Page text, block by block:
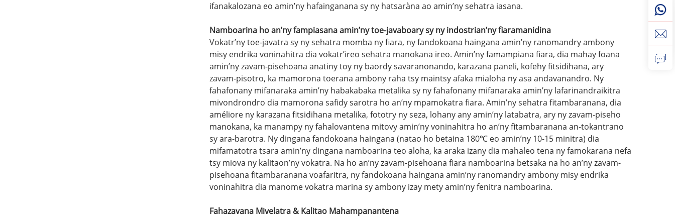
ifanakalozana eo amin’ny hafainganana sy ny hatsaràna ao amin’ny sehatra iasana.
Namboarina ho an’ny fampiasana amin’ny toe-javaboary sy ny indostrian’ny fiaramanidina
Vokatr’ny toe-javatra sy ny sehatra momba ny fiara, ny fandokoana haingana amin’ny ranomandry ambony
misy endrika voninahitra dia vokatr’ireo sehatra manokana ireo. Amin’ny famampiana fiara, dia mahay foana
amin’ny zavam-pisehoana anatiny toy ny baordy savaranonando, karazana paneli, kofehy fitsidihana, ary
zavam-pisotro, ka mamorona toerana ambony raha tsy maintsy afaka mialoha ny asa andavanandro. Ny
fahafonany mifanaraka amin’ny habakabaka metalika sy ny fahafonany mifanaraka amin’ny lafarinandraikitra
mivondrondro dia mamorona safidy sarotra ho an’ny mpamokatra fiara. Amin’ny sehatra fitambaranana, dia
améliore ny karazana fitsidihana metalika, fototry ny seza, lohany any amin’ny latabatra, ary ny zavam-piseho
manokana, ka manampy ny fahalovantena mitovy amin’ny voninahitra ho an’ny fitambaranana an-tokantrano
sy ara-barotra. Ny dingana fandokoana haingana (natao ho betaina 180℃ eo amin’ny 10-15 minitra) dia
mifamatotra tsara amin’ny dingana namboarina teo aloha, ka araka izany dia mahaleo tena ny famokarana nefa
tsy miova ny kalitaon’ny vokatra. Na ho an’ny zavam-pisehoana fiara namboarina betsaka na ho an’ny zavam-
pisehoana fitambaranana voafaritra, ny fandokoana haingana amin’ny ranomandry ambony misy endrika
voninahitra dia manome vokatra marina sy ambony izay mety amin’ny fenitra namboarina.
Fahazavana Mivelatra & Kalitao Mahampanantena